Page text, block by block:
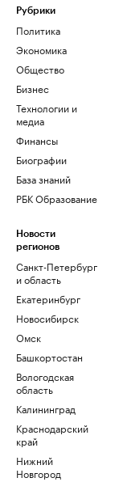
Рубрики
Политика
Экономика
Общество
Бизнес
Технологии и
медиа
Финансы
Биографии
База знаний
РБК Образование
Новости
регионов
Санкт-Петербург
и область
Екатеринбург
Новосибирск
Омск
Башкортостан
Вологодская
область
Калининград
Краснодарский
край
Нижний
Новгород